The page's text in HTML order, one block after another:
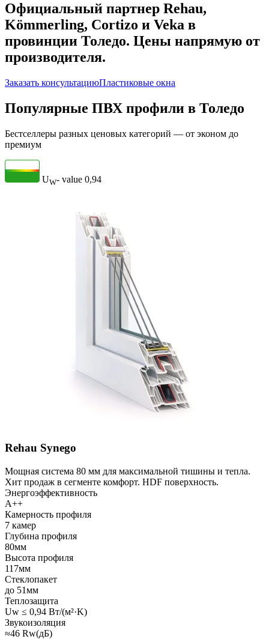
Официальный партнер Rehau,
Kömmerling, Cortizo и Veka в
провинции Толедо. Цены напрямую от
производителя.
Заказать консультациюПластиковые окна
Популярные ПВХ профили в Толедо
Бестселлеры разных ценовых категорий — от эконом до
премиум
UW- value 0,94
Rehau Synego
Мощная система 80 мм для максимальной тишины и тепла.
Хит продаж в сегменте комфорт. HDF поверхность.
Энергоэффективность
A++
Камерность профиля
7 камер
Глубина профиля
80мм
Высота профиля
117мм
Стеклопакет
до 51мм
Теплозащита
Uw ≤ 0,94 Вт/(м²·K)
Звукоизоляция
≈46 Rw(дБ)